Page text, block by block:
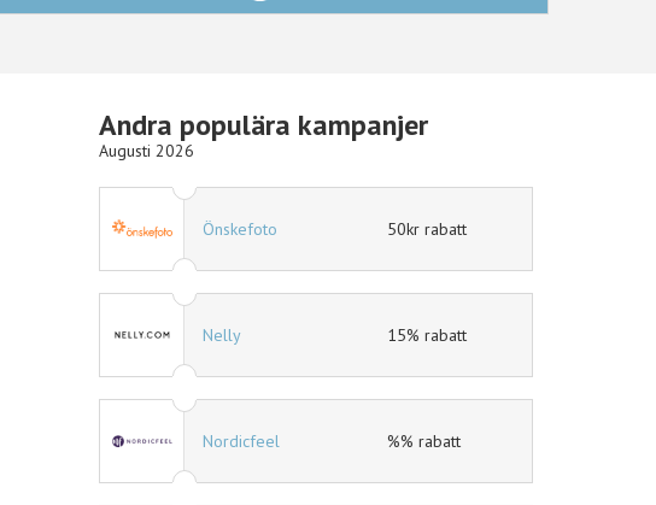
Andra populära kampanjer
Augusti 2026
Hotels.com 10% rabatt
Ellos 15% rabatt
eleven.se 11% rabatt